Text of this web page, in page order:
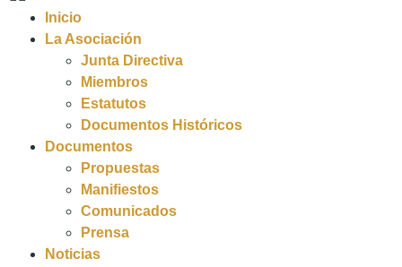
Inicio
La Asociación
Junta Directiva
Miembros
Estatutos
Documentos Históricos
Documentos
Propuestas
Manifiestos
Comunicados
Prensa
Noticias